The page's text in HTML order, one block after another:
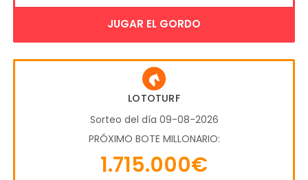
JUGAR EL GORDO
LOTOTURF
Sorteo del día 09-08-2026
PRÓXIMO BOTE MILLONARIO:
1.715.000€